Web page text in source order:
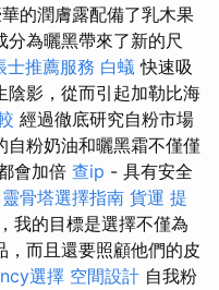
的潤膚露配備了乳木果
為曬黑帶來了新的尺
士推薦服務 白蟻 快速吸
陰影，從而引起加勒比海
經過徹底研究自粉市場
自粉奶油和曬黑霜不僅僅
會加倍 查ip - 具有安全
靈骨塔選擇指南 貨運 提
我的目標是選擇不僅為
，而且還要照顧他們的皮
選擇 空間設計 自我粉